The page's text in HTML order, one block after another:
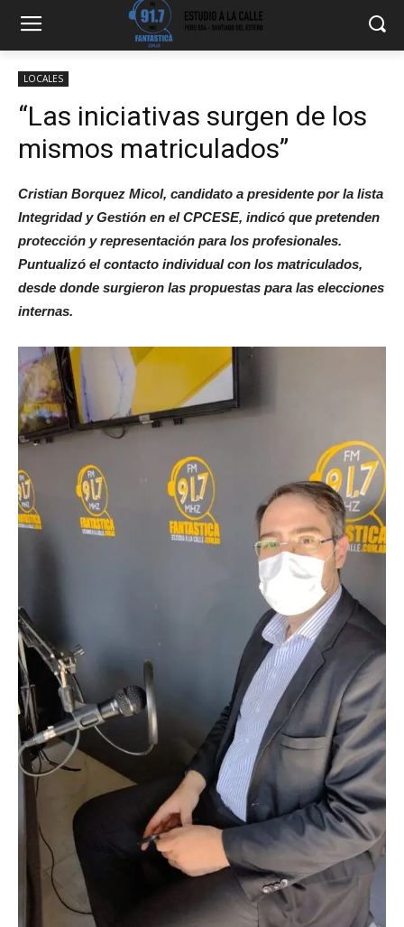
LOCALES
“Las iniciativas surgen de los
mismos matriculados”
Cristian Borquez Micol, candidato a presidente por la lista
Integridad y Gestión en el CPCESE, indicó que pretenden
protección yrepresentación para los profesionales.
Puntualizó el contacto individual con los matriculados,
desde donde surgieron las propuestas para las elecciones
internas.